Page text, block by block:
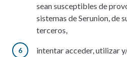
sean susceptibles de
sistemas de Serunion, de
terceros,
intentar acceder, utilizar